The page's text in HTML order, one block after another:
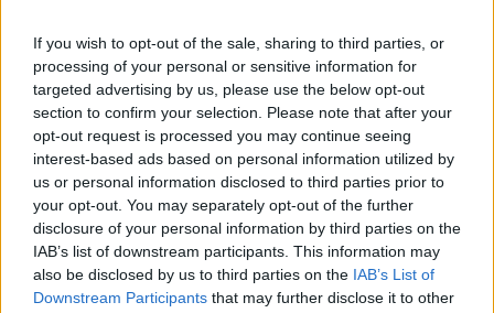
If you wish to opt-out of the sale, sharing to third parties, or
processing of your personal or sensitive information for
targeted advertising by us, please use the below opt-out
section to confirm your selection. Please note that after your
opt-out request is processed you may continue seeing
interest-based ads based on personal information utilized by
us or personal information disclosed to third parties prior to
your opt-out. You may separately opt-out of the further
disclosure of your personal information by third parties on the
IAB’s list of downstream participants. This information may
also be disclosed by us to third parties on the IAB’s List of
Downstream Participants that may further disclose it to other